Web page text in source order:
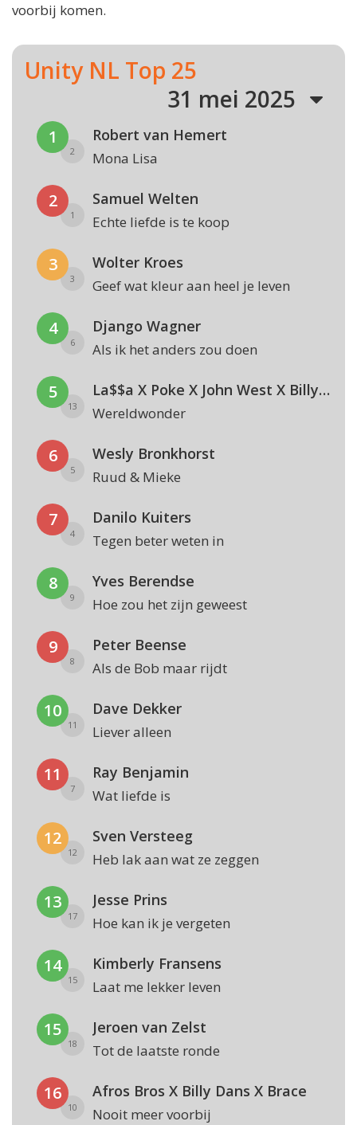
voorbij komen.
Unity NL Top 25
31 mei 2025
1
2
Robert van Hemert
Mona Lisa
2
1
Samuel Welten
Echte liefde is te koop
3
3
Wolter Kroes
Geef wat kleur aan heel je leven
4
6
Django Wagner
Als ik het anders zou doen
5
13
La$$a X Poke X John West X Billy Dans
Wereldwonder
6
5
Wesly Bronkhorst
Ruud & Mieke
7
4
Danilo Kuiters
Tegen beter weten in
8
9
Yves Berendse
Hoe zou het zijn geweest
9
8
Peter Beense
Als de Bob maar rijdt
10
11
Dave Dekker
Liever alleen
11
7
Ray Benjamin
Wat liefde is
12
12
Sven Versteeg
Heb lak aan wat ze zeggen
13
17
Jesse Prins
Hoe kan ik je vergeten
14
15
Kimberly Fransens
Laat me lekker leven
15
18
Jeroen van Zelst
Tot de laatste ronde
16
10
Afros Bros X Billy Dans X Brace
Nooit meer voorbij